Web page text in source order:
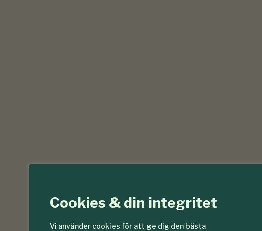
Cookies & din integritet
Vi använder cookies för att ge dig den bästa